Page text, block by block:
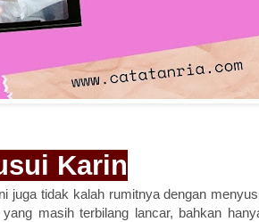
Karin
juga tidak kalah rumitnya dengan
masih terbilang lancar, bahkan